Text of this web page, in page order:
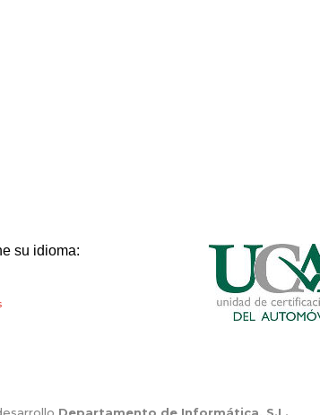
su idioma:
Departamento de Informática, S.L.